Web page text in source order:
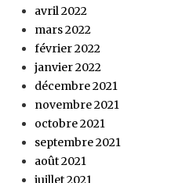
avril 2022
mars 2022
février 2022
janvier 2022
décembre 2021
novembre 2021
octobre 2021
septembre 2021
août 2021